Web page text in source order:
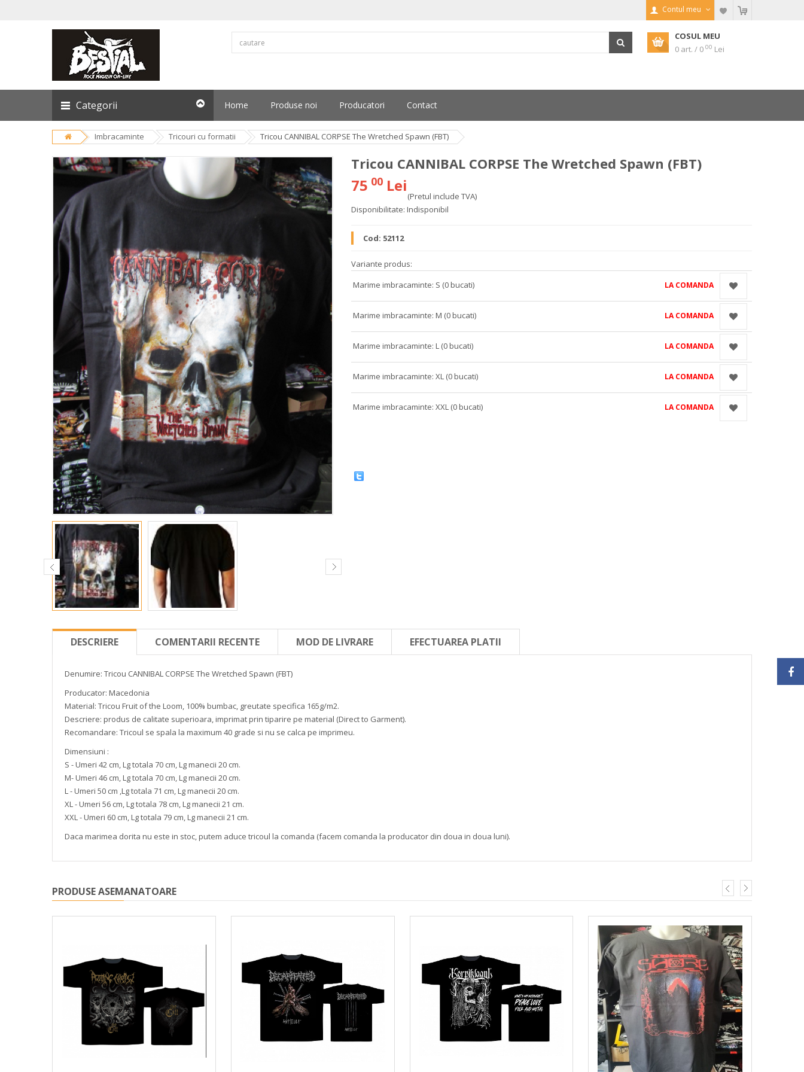
Contul meu
COSUL MEU
0 art. / 0 00 Lei
Categorii Home Produse noi Producatori Contact
Imbracaminte Tricouri cu formatii Tricou CANNIBAL CORPSE The Wretched Spawn (FBT)
Tricou CANNIBAL CORPSE The Wretched Spawn (FBT)
75 00 Lei
(Pretul include TVA)
Disponibilitate: Indisponibil
Cod: 52112
Variante produs:
Marime imbracaminte: S (0 bucati)
LA COMANDA
Marime imbracaminte: M (0 bucati) LA COMANDA
Marime imbracaminte: L (0 bucati) LA COMANDA
Marime imbracaminte: XL (0 bucati) LA COMANDA
Marime imbracaminte: XXL (0 bucati) LA COMANDA
DESCRIERE COMENTARII RECENTE MOD DE LIVRARE EFECTUAREA PLATII
Denumire: Tricou CANNIBAL CORPSE The Wretched Spawn (FBT)
Producator: Macedonia
Material: Tricou Fruit of the Loom, 100% bumbac, greutate specifica 165g/m2.
Descriere: produs de calitate superioara, imprimat prin tiparire pe material (Direct to Garment).
Recomandare: Tricoul se spala la maximum 40 grade si nu se calca pe imprimeu.
Dimensiuni :
S - Umeri 42 cm, Lg totala 70 cm, Lg manecii 20 cm.
M- Umeri 46 cm, Lg totala 70 cm, Lg manecii 20 cm.
L - Umeri 50 cm ,Lg totala 71 cm, Lg manecii 20 cm.
XL - Umeri 56 cm, Lg totala 78 cm, Lg manecii 21 cm.
XXL - Umeri 60 cm, Lg totala 79 cm, Lg manecii 21 cm.
Daca marimea dorita nu este in stoc, putem aduce tricoul la comanda (facem comanda la producator din doua in doua luni).
PRODUSE ASEMANATOARE